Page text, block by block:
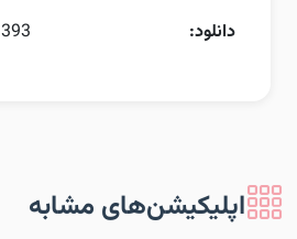
دانلود:
393
اپلیکیشن‌های مشابه